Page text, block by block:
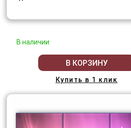
В наличии
В КОРЗИНУ
Купить в 1 клик